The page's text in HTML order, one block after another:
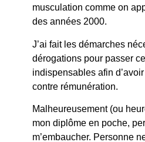
musculation comme on
des années 2000.
J’ai fait les démarches
dérogations pour passer
indispensables afin
contre rémunération.
Malheureusement (ou
mon diplôme en poche,
m’embaucher. Personne